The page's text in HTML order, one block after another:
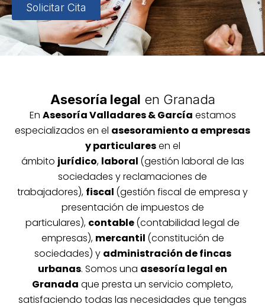
Solicitar Cita
Asesoría legal en Granada
En AsesoríaValladares & García estamos
especializados en el asesoramiento a empresas
y particularesen el
ámbito jurídico, laboral (gestión laboral de las
sociedades y reclamaciones de
trabajadores), fiscal (gestión fiscal de empresa y
presentación de impuestos de
particulares), contable(contabilidad legal de
empresas), mercantil (constitución de
sociedades) y administración de fincas
urbanas. Somos una asesoría legal en
Granada que presta un servicio completo,
satisfaciendo todas las necesidades que tengas